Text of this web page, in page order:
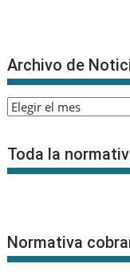
Archivo de
Archivo
Noticias
Toda la
Normativa